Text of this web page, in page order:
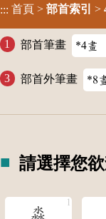
::: 首頁 > 部首索引 >
部首筆畫
部首外筆畫
請選擇您
淼